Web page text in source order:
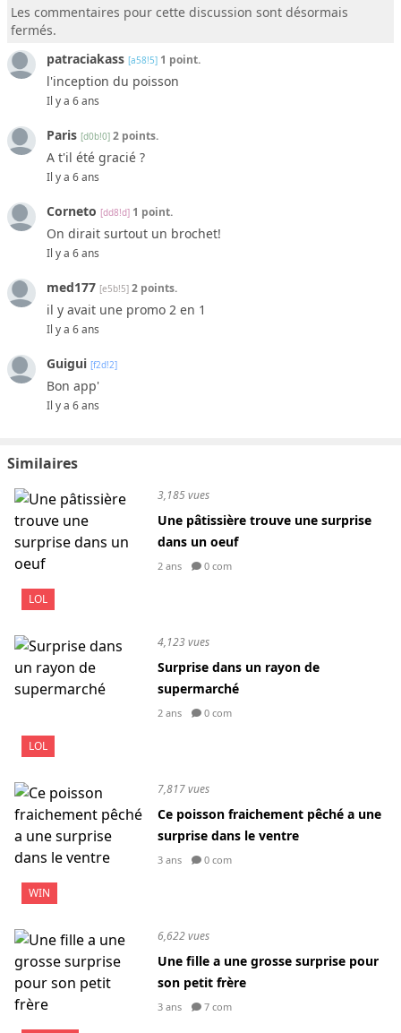
Les commentaires pour cette discussion sont désormais
fermés.
patraciakass [a58!5] 1 point.
l'inception du poisson
Il y a 6 ans
Paris [d0b!0] 2 points.
A t'il été gracié ?
Il y a 6 ans
Corneto [dd8!d] 1 point.
On dirait surtout un brochet!
Il y a 6 ans
med177 [e5b!5] 2 points.
il y avait une promo 2 en 1
Il y a 6 ans
Guigui [f2d!2]
Bon app'
Il y a 6 ans
Similaires
LOL
3,185 vues
Une pâtissière trouve une surprise
dans un oeuf
2 ans 0 com
LOL
4,123 vues
Surprise dans un rayon de
supermarché
2 ans 0 com
WIN
7,817 vues
Ce poisson fraichement pêché a une
surprise dans le ventre
3 ans 0 com
6,622 vues
Une fille a une grosse surprise pour
son petit frère
3 ans 7 com